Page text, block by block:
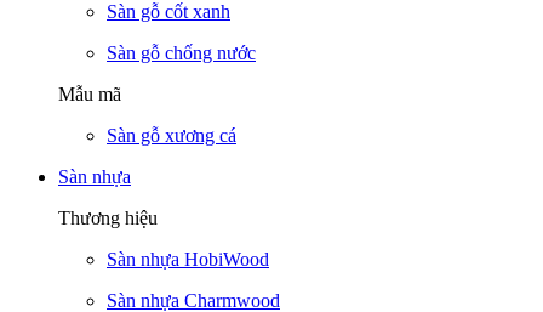
Sàn gỗ cốt xanh
Sàn gỗ chống nước
Mẫu mã
Sàn gỗ xương cá
Sàn nhựa
Thương hiệu
Sàn nhựa HobiWood
Sàn nhựa Charmwood